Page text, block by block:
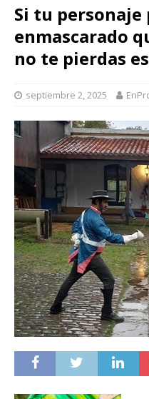
Si tu
enmascarado
no te pierdas
septiembre 2, 2025